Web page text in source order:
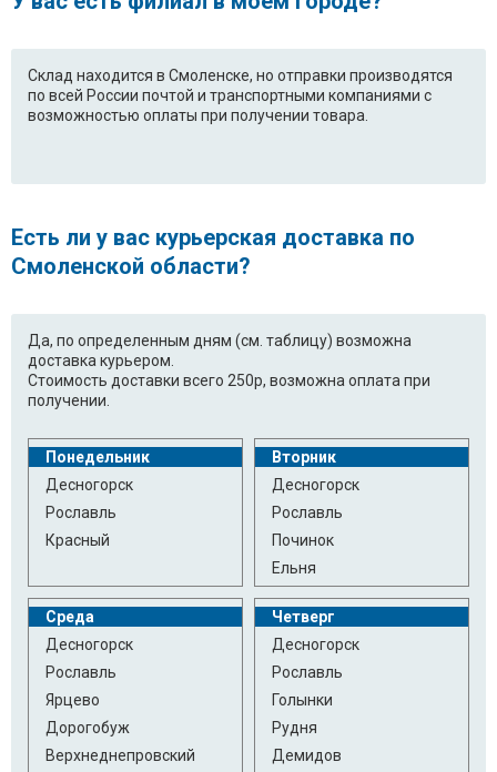
Склад находится в Смоленске, но отправки производятся
по всей России почтой и транспортными компаниями с
возможностью оплаты при получении товара.
Есть ли у вас курьерская доставка по
Смоленской области?
Да, по определенным дням (см. таблицу) возможна
доставка курьером.
Стоимость доставки всего 250р, возможна оплата при
получении.
Понедельник
Десногорск
Рославль
Красный
Вторник
Десногорск
Рославль
Починок
Ельня
Среда
Десногорск
Рославль
Ярцево
Дорогобуж
Верхнеднепровский
Четверг
Десногорск
Рославль
Голынки
Рудня
Демидов